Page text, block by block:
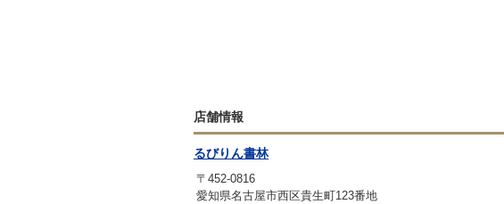
店舗情報
るびりん書林
〒452-0816
愛知県名古屋市西区貴生町123番地